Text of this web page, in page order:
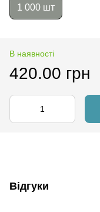
1 000 шт
В наявності
420.00 грн
Відгуки